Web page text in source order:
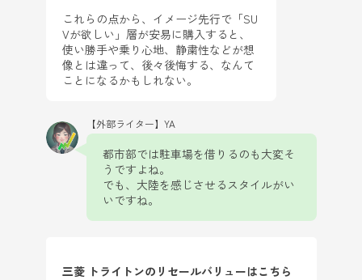
これらの点から、イメージ先行で「SU
Vが欲しい」層が安易に購入すると、
使い勝手や乗り心地、静粛性などが想
像とは違って、後々後悔する、なんて
ことになるかもしれない。
【外部ライター】YA
都市部では駐車場を借りるのも大変そ
うですよね。
でも、大陸を感じさせるスタイルがい
いですね。
三菱 トライトンのリセールバリューはこちら